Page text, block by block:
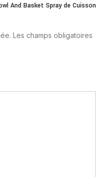
And Basket Spray de Cuisson
Les champs obligatoires